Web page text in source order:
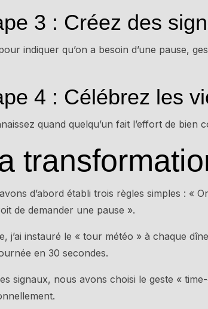
3 : Créez des
indiquer qu’on a besoin d’une pause,
4 : Célébrez les
quand quelqu’un fait l’effort de
d’abord établi trois règles simples : «
de demander une pause ».
j’ai instauré le « tour météo » à chaque
en 30 secondes.
signaux, nous avons choisi le geste «